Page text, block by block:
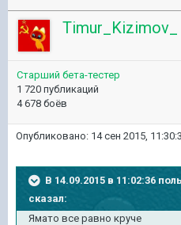
Timur_Kizimov_
Старший бета-тестер
1 720 публикаций
4 678 боёв
Опубликовано: 14 сен 2015,
В 14.09.2015 в 11:02:36
сказал:
Ямато все равно круче